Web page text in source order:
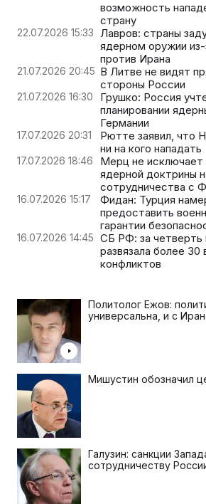
возможность
страну
22.07.2026 15:33
Лавров: страны
ядерном оружии
против Ирана
21.07.2026 20:45 В Литве не видят
стороны России
21.07.2026 16:30
Грушко: Россия
планировании
Германии
17.07.2026 20:31
Рютте заявил, что
ни на кого нападать
17.07.2026 18:46
Мерц не исключает
ядерной доктрины
сотрудничества с
16.07.2026 15:17
Фидан: Турция
предоставить
гарантии
16.07.2026 14:45 СБ РФ: за четверть
развязала более 30
конфликтов
Политолог Ежов:
универсальна, и с
Мишустин обозначил
Галузин: санкции
сотрудничеству